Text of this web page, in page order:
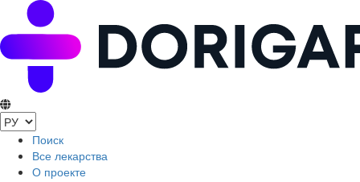
Поиск
Все лекарства
О проекте